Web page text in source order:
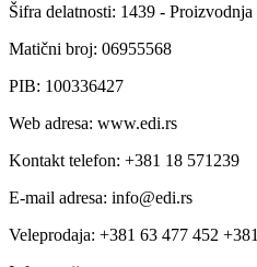
Šifra delatnosti: 1439 -
Matični broj: 06955568
PIB: 100336427
Web adresa: www.edi.rs
Kontakt telefon: +381 18 571239
E-mail adresa: info@edi.rs
Veleprodaja: +381 63 477 452